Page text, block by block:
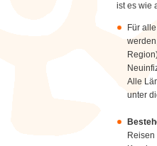
ist es wie
Für
Alle
unter